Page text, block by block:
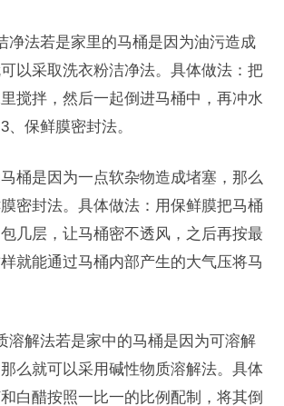
法若是家里的马桶是因为油污造成
以采取洗衣粉洁净法。具体做法：把
搅拌，然后一起倒进马桶中，再冲水
、保鲜膜密封法。
是因为一点软杂物造成堵塞，那么
密封法。具体做法：用保鲜膜把马桶
几层，让马桶密不透风，之后再按最
就能通过马桶内部产生的大气压将马
解法若是家中的马桶是因为可溶解
么就可以采用碱性物质溶解法。具体
白醋按照一比一的比例配制，将其倒